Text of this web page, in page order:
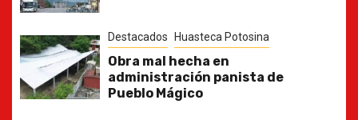
Destacados Huasteca Potosina
Obra mal hecha en
administración panista de
Pueblo Mágico